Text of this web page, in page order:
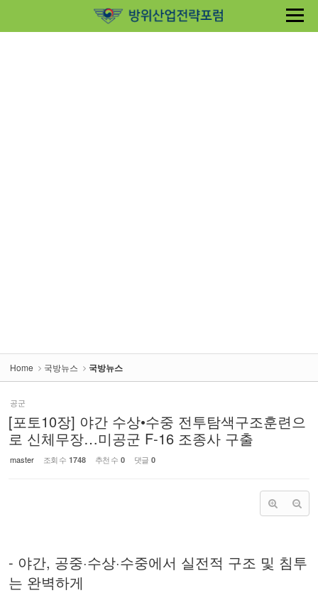
Home 국방뉴스 국방뉴스
공군
[포토10장] 야간 수상•수중 전투탐색구조훈련으
로 신체무장…미공군 F-16 조종사 구출
master 조회 수 1748 추천 수 0 댓글 0
- 야간, 공중·수상·수중에서 실전적 구조 및 침투
는 완벽하게